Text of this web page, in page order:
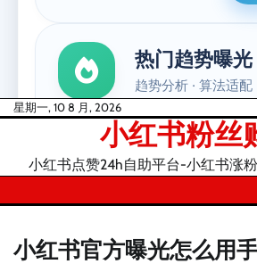
Skip星期一, 10 8 月, 2026
小红书粉丝
小红书点赞24h自助平台-小红书涨
小红书官方曝光怎么用